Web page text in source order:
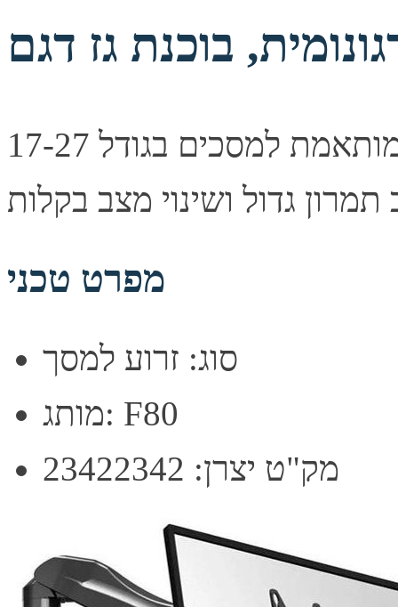
זרוע מפרקית שולחנית מקצועית. מותאמת למסכים בגודל 17-27
מפרט טכני
סוג: זרוע למסך
מותג: F80
מק"ט יצרן: 23422342